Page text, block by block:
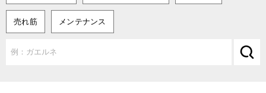
売れ筋 メンテナンス